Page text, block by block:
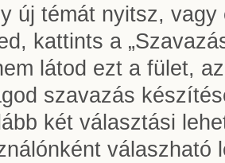
új témát nyitsz,
kattints a
látod ezt a fület,
szavazás
két választási
válaszható